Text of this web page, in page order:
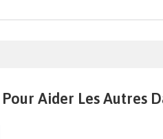
Aider Les Autres